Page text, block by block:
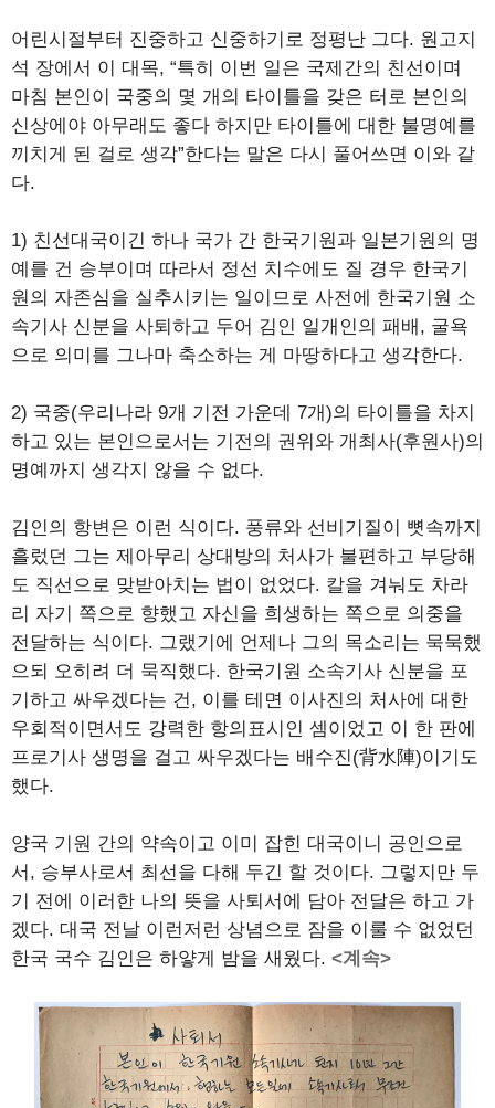
어린시절부터 진중하고 신중하기로 정평난 그다. 원고지
석 장에서 이 대목, “특히 이번 일은 국제간의 친선이며
마침 본인이 국중의 몇 개의 타이틀을 갖은 터로 본인의
신상에야 아무래도 좋다 하지만 타이틀에 대한 불명예를
끼치게 된 걸로 생각”한다는 말은 다시 풀어쓰면 이와 같
다.
1) 친선대국이긴 하나 국가 간 한국기원과 일본기원의 명
예를 건 승부이며 따라서 정선 치수에도 질 경우 한국기
원의 자존심을 실추시키는 일이므로 사전에 한국기원 소
속기사 신분을 사퇴하고 두어 김인 일개인의 패배, 굴욕
으로 의미를 그나마 축소하는 게 마땅하다고 생각한다.
2) 국중(우리나라 9개 기전 가운데 7개)의 타이틀을 차지
하고 있는 본인으로서는 기전의 권위와 개최사(후원사)의
명예까지 생각지 않을 수 없다.
김인의 항변은 이런 식이다. 풍류와 선비기질이 뼛속까지
흘렀던 그는 제아무리 상대방의 처사가 불편하고 부당해
도 직선으로 맞받아치는 법이 없었다. 칼을 겨눠도 차라
리 자기 쪽으로 향했고 자신을 희생하는 쪽으로 의중을
전달하는 식이다. 그랬기에 언제나 그의 목소리는 묵묵했
으되 오히려 더 묵직했다. 한국기원 소속기사 신분을 포
기하고 싸우겠다는 건, 이를 테면 이사진의 처사에 대한
우회적이면서도 강력한 항의표시인 셈이었고 이 한 판에
프로기사 생명을 걸고 싸우겠다는 배수진(背水陣)이기도
했다.
양국 기원 간의 약속이고 이미 잡힌 대국이니 공인으로
서, 승부사로서 최선을 다해 두긴 할 것이다. 그렇지만 두
기 전에 이러한 나의 뜻을 사퇴서에 담아 전달은 하고 가
겠다. 대국 전날 이런저런 상념으로 잠을 이룰 수 없었던
한국 국수 김인은 하얗게 밤을 새웠다. <계속>